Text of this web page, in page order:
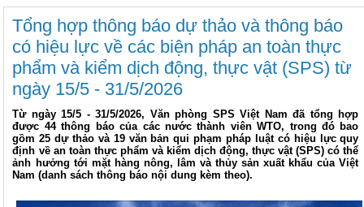
Tổng hợp thông báo dự thảo và thông báo
có hiệu lực về các biện pháp an toàn thực
phẩm và kiểm dịch động, thực vật (SPS) từ
ngày 15/5 - 31/5/2026
Từ ngày 15/5 - 31/5/2026, Văn phòng SPS Việt Nam đã tổng hợp
được 44 thông báo của các nước thành viên WTO, trong đó bao
gồm 25 dự thảo và 19 văn bản qui phạm pháp luật có hiệu lực quy
định về an toàn thực phẩm và kiểm dịch động, thực vật (SPS) có thể
ảnh hưởng tới mặt hàng nông, lâm và thủy sản xuất khẩu của Việt
Nam (danh sách thông báo nội dung kèm theo).